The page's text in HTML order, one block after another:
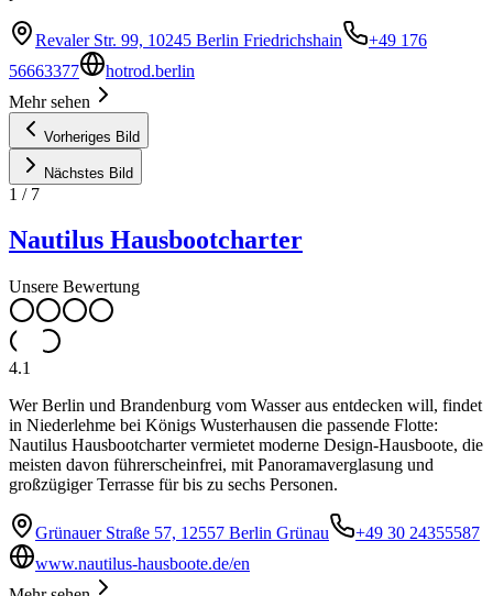
Revaler Str. 99, 10245 Berlin Friedrichshain
+49 176
56663377
hotrod.berlin
Mehr sehen
Vorheriges Bild
Nächstes Bild
1 / 7
Nautilus Hausbootcharter
Unsere Bewertung
4.1
Wer Berlin und Brandenburg vom Wasser aus entdecken will, findet
in Niederlehme bei Königs Wusterhausen die passende Flotte:
Nautilus Hausbootcharter vermietet moderne Design-Hausboote, die
meisten davon führerscheinfrei, mit Panoramaverglasung und
großzügiger Terrasse für bis zu sechs Personen.
Grünauer Straße 57, 12557 Berlin Grünau
+49 30 24355587
www.nautilus-hausboote.de/en